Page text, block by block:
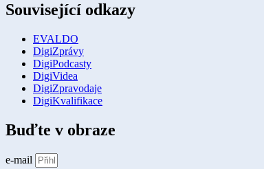
Související odkazy
EVALDO
DigiZprávy
DigiPodcasty
DigiVidea
DigiZpravodaje
DigiKvalifikace
Buďte v obraze
e-mail